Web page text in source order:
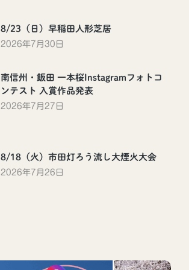
8/23（日）早稲田人形芝居
2026年7月30日
南信州・飯田 一本桜Instagramフォトコ
ンテスト 入賞作品発表
2026年7月27日
8/18（火）市田灯ろう流し大煙火大会
2026年7月26日